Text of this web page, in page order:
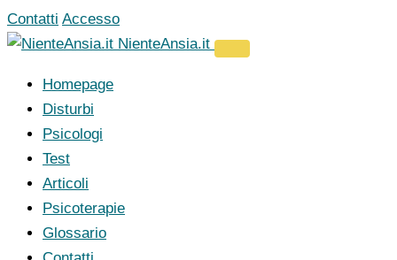
Vai
al
Contatti Accesso
NienteAnsia.it
Homepage
Disturbi
Psicologi
Test
Articoli
Psicoterapie
Glossario